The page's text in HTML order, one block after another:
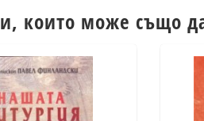
които може също